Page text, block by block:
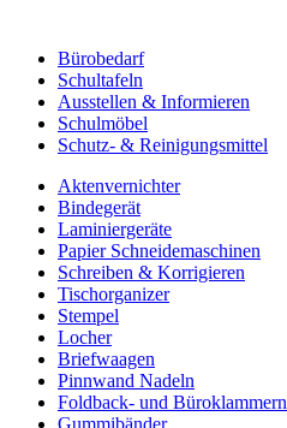
Bürobedarf
Schultafeln
Ausstellen & Informieren
Schulmöbel
Schutz- & Reinigungsmittel
Aktenvernichter
Bindegerät
Laminiergeräte
Papier Schneidemaschinen
Schreiben & Korrigieren
Tischorganizer
Stempel
Locher
Briefwaagen
Pinnwand Nadeln
Foldback- und Büroklammern
Gummibänder